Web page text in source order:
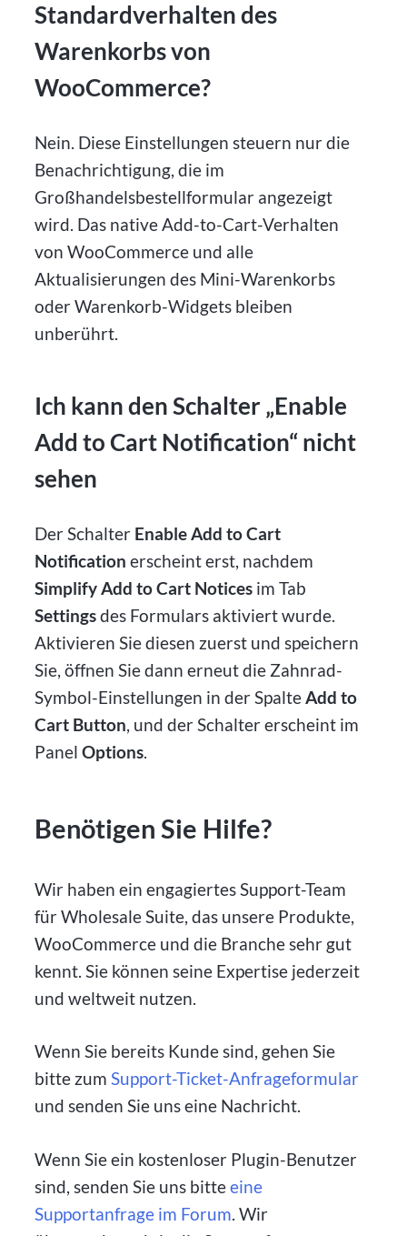
Standardverhalten des
Warenkorbs von
WooCommerce?
Nein. Diese Einstellungen steuern nur die
Benachrichtigung, die im
Großhandelsbestellformular angezeigt
wird. Das native Add-to-Cart-Verhalten
von WooCommerce und alle
Aktualisierungen des Mini-Warenkorbs
oder Warenkorb-Widgets bleiben
unberührt.
Ich kann den Schalter „Enable
Add to Cart Notification“ nicht
sehen
Der Schalter Enable Add to Cart
Notification erscheint erst, nachdem
Simplify Add to Cart Notices im Tab
Settingsdes Formulars aktiviert wurde.
Aktivieren Sie diesen zuerst und speichern
Sie, öffnen Sie dann erneut die Zahnrad-
Symbol-Einstellungen in der SpalteAdd to
Cart Button, und der Schalter erscheint im
PanelOptions.
Benötigen Sie Hilfe?
Wir haben ein engagiertes Support-Team
für Wholesale Suite, das unsere Produkte,
WooCommerce und die Branche sehr gut
kennt. Sie können seine Expertise jederzeit
und weltweit nutzen.
Wenn Sie bereits Kunde sind, gehen Sie
bitte zumSupport-Ticket-Anfrageformular
und senden Sie uns eine Nachricht.
Wenn Sie ein kostenloser Plugin-Benutzer
sind, senden Sie uns bitteeine
Supportanfrage im Forum. Wir